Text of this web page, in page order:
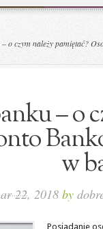
o czym należy pamiętać?
– o
w
22, 2018 by
Posiadanie